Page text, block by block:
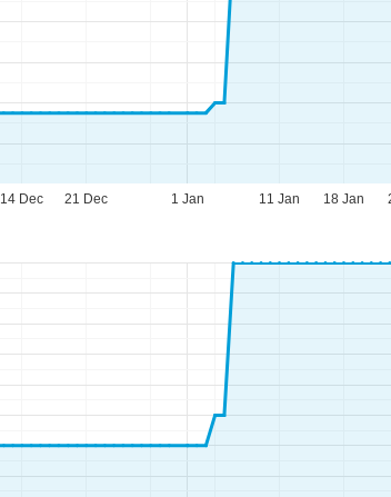
09.00–14.00
1 Jan
14 Dec 21 Dec 11 Jan 18 Jan